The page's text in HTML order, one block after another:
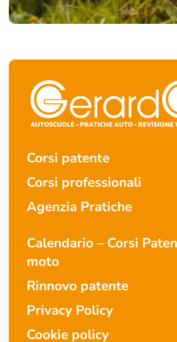
Corsi patente
Corsi professionali
Agenzia Pratiche
Calendario – Corsi
moto
Rinnovo patente
Privacy Policy
Cookie policy